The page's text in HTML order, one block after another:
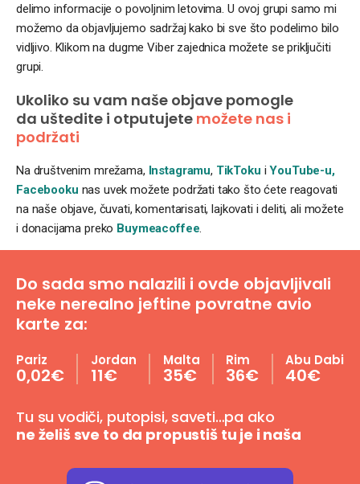
delimo informacije o povoljnim letovima. U ovoj grupi samo mi
možemo da objavljujemo sadržaj kako bi sve što podelimo bilo
vidljivo. Klikom na dugme Viber zajednica možete se priključiti
grupi.
Ukoliko su vam naše objave pomogle
da uštedite i otputujete možete nas i
podržati
Na društvenim mrežama, Instagramu, TikToku iYouTube-u,
Facebooku nas uvek možete podržati tako što ćete reagovati
na naše objave, čuvati, komentarisati, lajkovati i deliti, ali možete
i donacijama preko Buymeacoffee
Do sada smo nalazili i ovde objavljivali
neke nerealno jeftine povratne avio
karte za:
Pariz
0,02€
Jordan
11€
Malta
35€
Rim
36€
Abu Dabi
40€
Tu su vodiči, putopisi, saveti…pa ako
ne želiš sve to da propustiš tu je i naša